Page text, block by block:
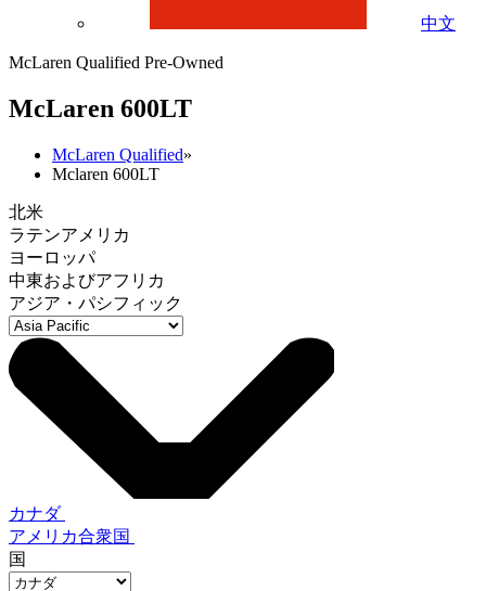
中文
McLaren Qualified Pre-Owned
McLaren 600LT
McLaren Qualified»
Mclaren 600LT
北米
ラテンアメリカ
ヨーロッパ
中東およびアフリカ
アジア・パシフィック
カナダ
アメリカ合衆国
国